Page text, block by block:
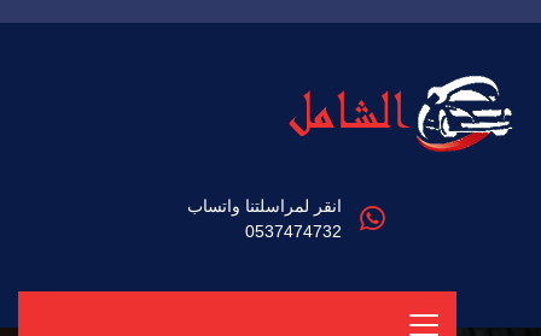
انقر لمراسلتنا واتساب
0537474732